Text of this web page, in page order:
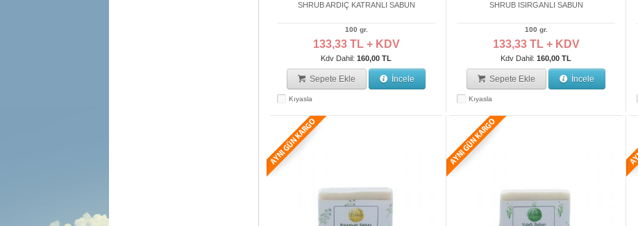
SHRUB ARDIÇ KATRANLI SABUN
100 gr.
133,33 TL + KDV
Kdv Dahil: 160,00 TL
Sepete Ekle İncele
Kıyasla
SHRUB ISIRGANLI SABUN
100 gr.
133,33 TL + KDV
Kdv Dahil: 160,00 TL
Sepete Ekle İncele
Kıyasla